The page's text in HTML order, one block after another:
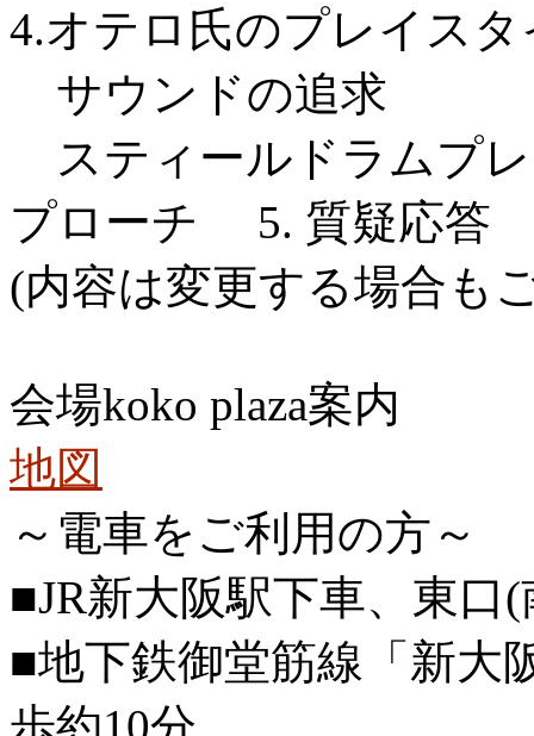
4.オテロ氏のプレイスタ
サウンドの追求
スティールドラムプ
プローチ 5. 質疑応答
(内容は変更する場合も
会場koko plaza案内
地図
～電車をご利用の方～
■JR新大阪駅下車、東口
■地下鉄御堂筋線「新